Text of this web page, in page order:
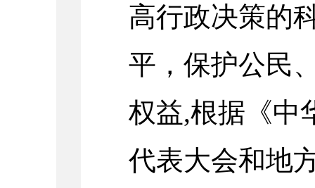
高行政决策的
平，保护公民
权益,根据《中
代表大会和地